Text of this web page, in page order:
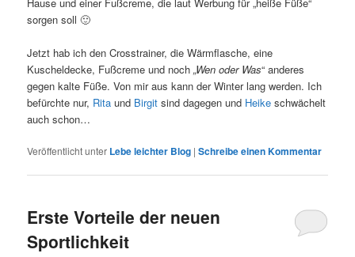
sorgen soll 🙂
Jetzt hab ich den Crosstrainer, die Wärmflasche, eine
Kuscheldecke, Fußcreme und noch„Wen oder Was“ anderes
gegen kalte Füße. Von mir aus kann der Winter lang werden. Ich
befürchte nur, Rita und Birgit sind dagegen und Heike schwächelt
auch schon…
Veröffentlicht unter Lebe leichter Blog |Schreibe einen Kommentar
Erste Vorteile der neuen
Sportlichkeit